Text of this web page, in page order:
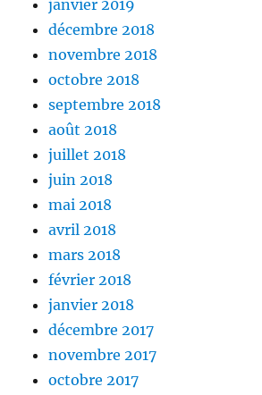
janvier 2019
décembre 2018
novembre 2018
octobre 2018
septembre 2018
août 2018
juillet 2018
juin 2018
mai 2018
avril 2018
mars 2018
février 2018
janvier 2018
décembre 2017
novembre 2017
octobre 2017